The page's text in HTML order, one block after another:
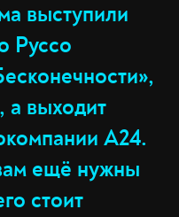
выступили
Руссо
а выходит
А24.
ещё нужны
стоит